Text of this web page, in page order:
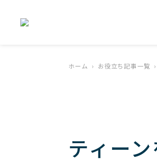
ホーム お役立ち記事一覧
ティー